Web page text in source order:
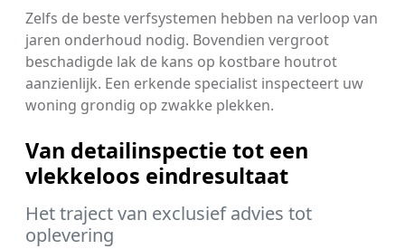
Zelfs de beste verfsystemen hebben na verloop van
jaren onderhoud nodig. Bovendien vergroot
beschadigde lak de kans op kostbare houtrot
aanzienlijk. Een erkende specialist inspecteert uw
woning grondig op zwakke plekken.
Van detailinspectie tot een
vlekkeloos eindresultaat
Het traject van exclusief advies tot
oplevering